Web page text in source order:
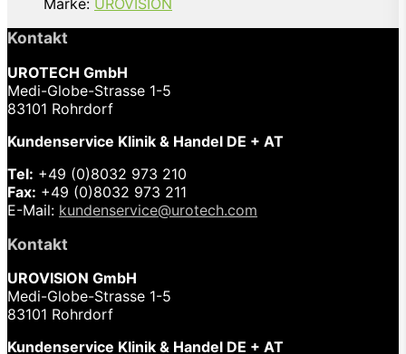
Kontakt
UROTECH GmbH
Medi-Globe-Strasse 1-5
83101 Rohrdorf
Kundenservice Klinik & Handel DE + AT
Tel: +49 (0)8032 973 210
Fax: +49 (0)8032 973 211
E-Mail: kundenservice@urotech.com
Kontakt
UROVISION GmbH
Medi-Globe-Strasse 1-5
83101 Rohrdorf
Kundenservice Klinik & Handel DE + AT